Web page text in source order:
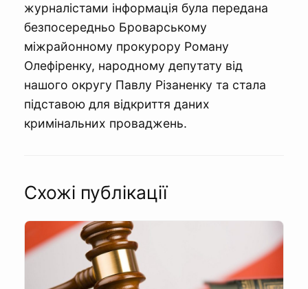
журналістами інформація була передана
безпосередньо Броварському
міжрайонному прокурору Роману
Олефіренку, народному депутату від
нашого округу Павлу Різаненку та стала
підставою для відкриття даних
кримінальних проваджень.
Схожі публікації